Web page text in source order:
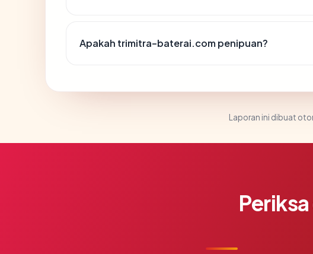
Apakah trimitra-baterai.com penipuan?
Laporan ini dibuat